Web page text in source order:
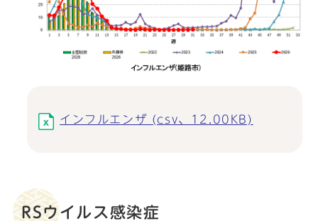
インフルエンザ (csv、12.00KB)
RSウイルス感染症